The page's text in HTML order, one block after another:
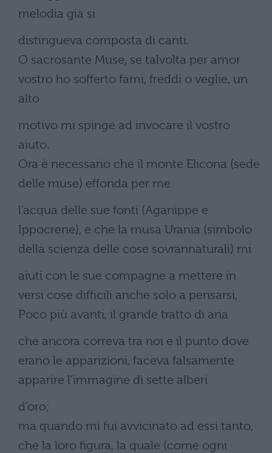
melodia già si
distingueva composta di canti.
O sacrosante Muse, se talvolta per amor
vostro ho sofferto fami, freddi o veglie, un
alto
motivo mi spinge ad invocare il vostro
aiuto.
Ora è necessario che il monte Elicona (sede
delle muse) effonda per me
l’acqua delle sue fonti (Aganippe e
Ippocrene), e che la musa Urania (simbolo
della scienza delle cose sovrannaturali) mi
aiuti con le sue compagne a mettere in
versi cose difficili anche solo a pensarsi,
Poco più avanti, il grande tratto di aria
che ancora correva tra noi e il punto dove
erano le apparizioni, faceva falsamente
apparire l’immagine dì sette alberi
d’oro;
ma quando mi fui avvicinato ad essi tanto,
che la loro figura, la quale (come ogni